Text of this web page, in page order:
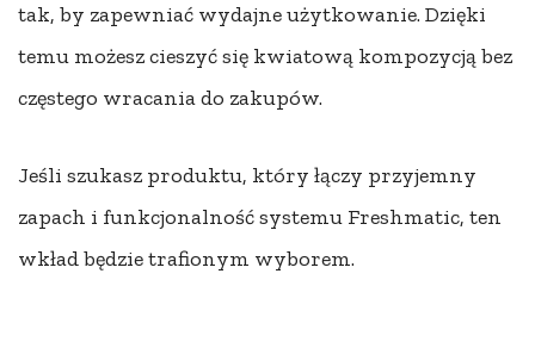
tak, by zapewniać wydajne użytkowanie. Dzięki
temu możesz cieszyć się kwiatową kompozycją bez
częstego wracania do zakupów.
Jeśli szukasz produktu, który łączy przyjemny
zapach i funkcjonalność systemu Freshmatic, ten
wkład będzie trafionym wyborem.